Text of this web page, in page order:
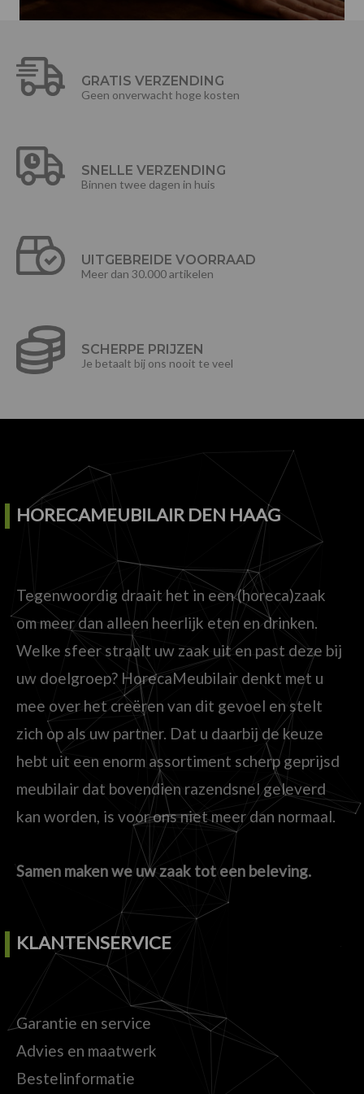
GRATIS VERZENDING
Geen onverwacht hoge kosten
SNELLE VERZENDING
Binnen twee dagen in huis
UITGEBREIDE VOORRAAD
Meer dan 30.000 artikelen
SCHERPE PRIJZEN
Je betaalt bij ons nooit te veel
HORECAMEUBILAIR DEN HAAG
Tegenwoordig draait het in een (horeca)zaak
om meer dan alleen heerlijk eten en drinken.
Welke sfeer straalt uw zaak uit en past deze bij
uw doelgroep? HorecaMeubilair denkt met u
mee over het creëren van dit gevoel en stelt
zich op als uw partner. Dat u daarbij de keuze
hebt uit een enorm assortiment scherp geprijsd
meubilair dat bovendien razendsnel geleverd
kan worden, is voor ons niet meer dan normaal.
Samen maken we uw zaak tot een beleving.
KLANTENSERVICE
Garantie en service
Advies en maatwerk
Bestelinformatie